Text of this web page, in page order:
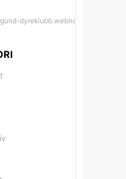
dyreklubb.webnode.page/